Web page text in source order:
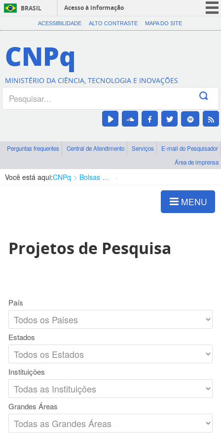
BRASIL
Acesso à informação
CORONAVÍRUS (COVID-19)
Canais
ACESSIBILIDADE ALTO CONTRASTE MAPA DO SITE
CNPq
MINISTÉRIO DA CIÊNCIA, TECNOLOGIA E INOVAÇÕES
Perguntas frequentes Central de Atendimento Serviços
E-mail do Pesquisador
Área de imprensa
Você está aqui:CNPq Bolsas e Auxílios Vigentes
MENU
Projetos de Pesquisa
País
Estados
Instituições
Grandes Áreas